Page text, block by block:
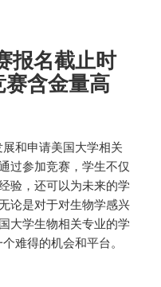
报名截止时
含金量高
和申请美国大学相关
过参加竞赛，学生不仅
验，还可以为未来的学
论是对于对生物学感兴
大学生物相关专业的学
难得的机会和平台。